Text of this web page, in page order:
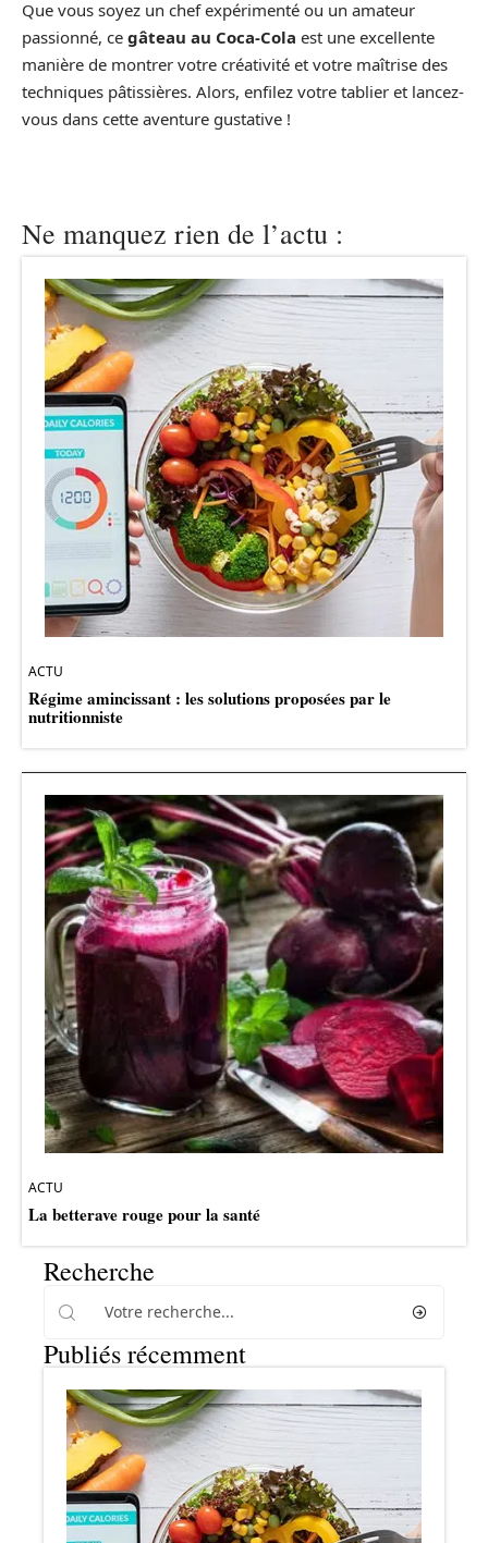
Que vous soyez un chef expérimenté ou un amateur
passionné, ce gâteau au Coca-Cola est une excellente
manière de montrer votre créativité et votre maîtrise des
techniques pâtissières. Alors, enfilez votre tablier et lancez-
vous dans cette aventure gustative !
Ne manquez rien de l’actu :
ACTU
Régime amincissant : les solutions proposées par le
nutritionniste
ACTU
La betterave rouge pour la santé
Recherche
Publiés récemment